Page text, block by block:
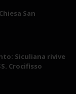
San
Siculiana rivive
Crocifisso